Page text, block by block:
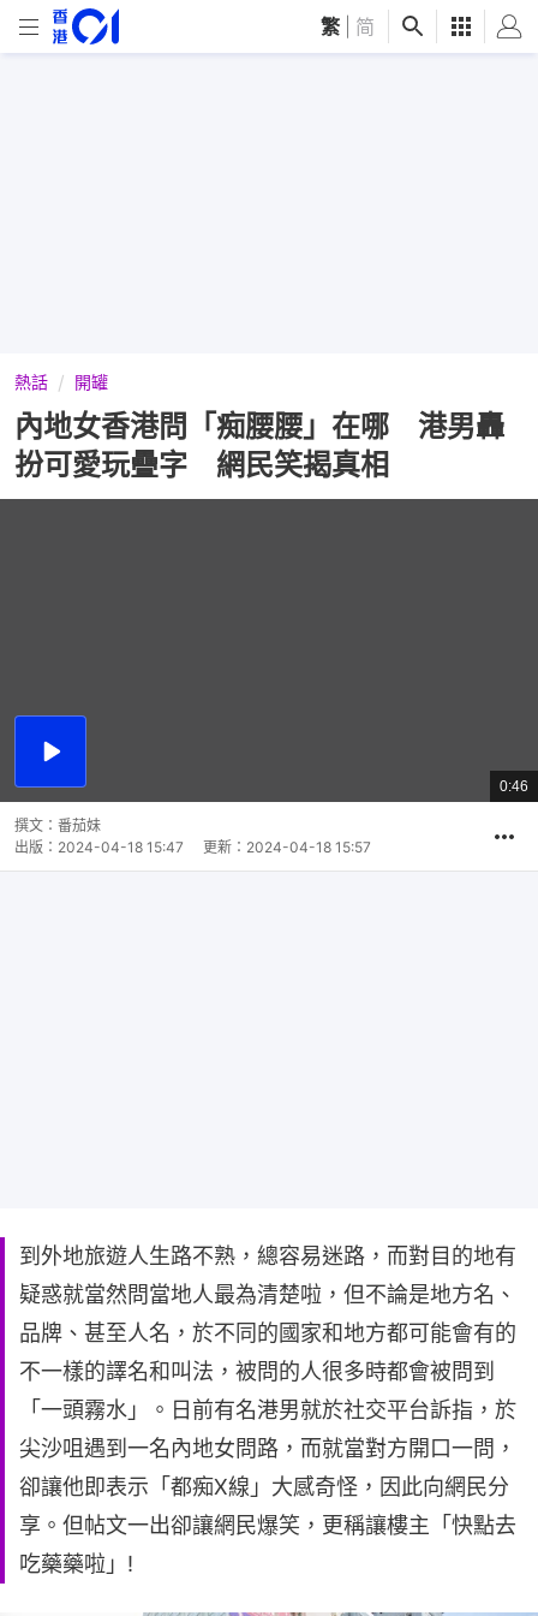
繁 简
熱話 開罐
內地女香港問「痴腰腰」在哪 港男轟
扮可愛玩疊字 網民笑揭真相
播
總
共
0:46
撰文： 番茄妹
出版： 2024-04-18 15:47 更新： 2024-04-18 15:57
到外地旅遊人生路不熟，總容易迷路，而對目的地有
疑惑就當然問當地人最為清楚啦，但不論是地方名、
品牌、甚至人名，於不同的國家和地方都可能會有的
不一樣的譯名和叫法，被問的人很多時都會被問到
「一頭霧水」。日前有名港男就於社交平台訴指，於
尖沙咀遇到一名內地女問路，而就當對方開口一問，
卻讓他即表示「都痴X線」大感奇怪，因此向網民分
享。但帖文一出卻讓網民爆笑，更稱讓樓主「快點去
吃藥藥啦」!